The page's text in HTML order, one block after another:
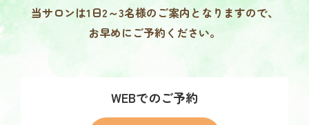
当サロンは1日2～3名様の ご案内となりますので、
お早めにご予約ください。
WEBでのご予約